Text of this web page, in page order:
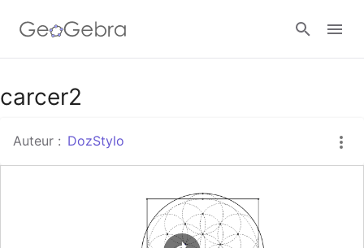
Google Classroom
Classe GeoGebra
Se connecter
carcer2
Auteur : DozStylo